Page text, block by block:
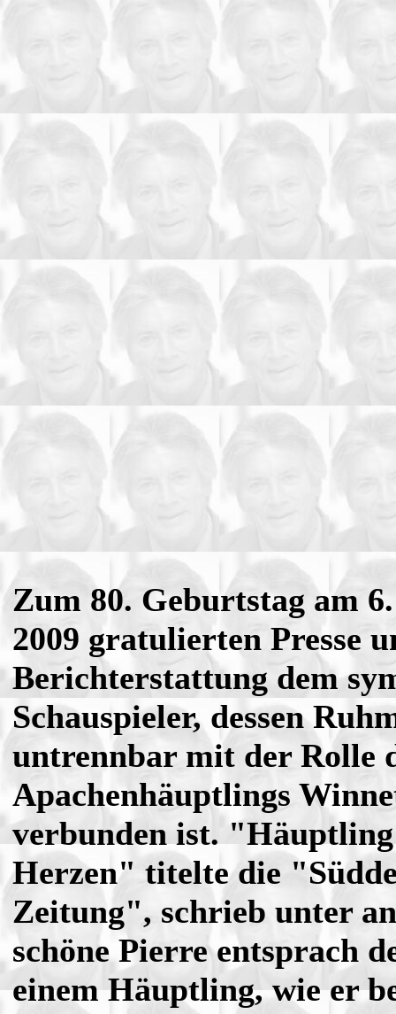
Zum 80. Geburtstag am
2009 gratulierten Presse
Berichterstattung dem
Schauspieler, dessen
untrennbar mit der Rolle
Apachenhäuptlings
verbunden ist.
Herzen" titelte die
Zeitung", schrieb unter
schöne Pierre entsprach
einem Häuptling, wie er